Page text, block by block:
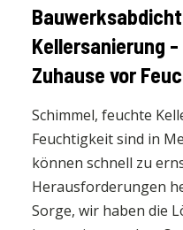
Kellersanierung
Zuhause vor
Schimmel, feuchte
Feuchtigkeit sind in
können schnell zu
Herausforderungen
Sorge, wir haben die